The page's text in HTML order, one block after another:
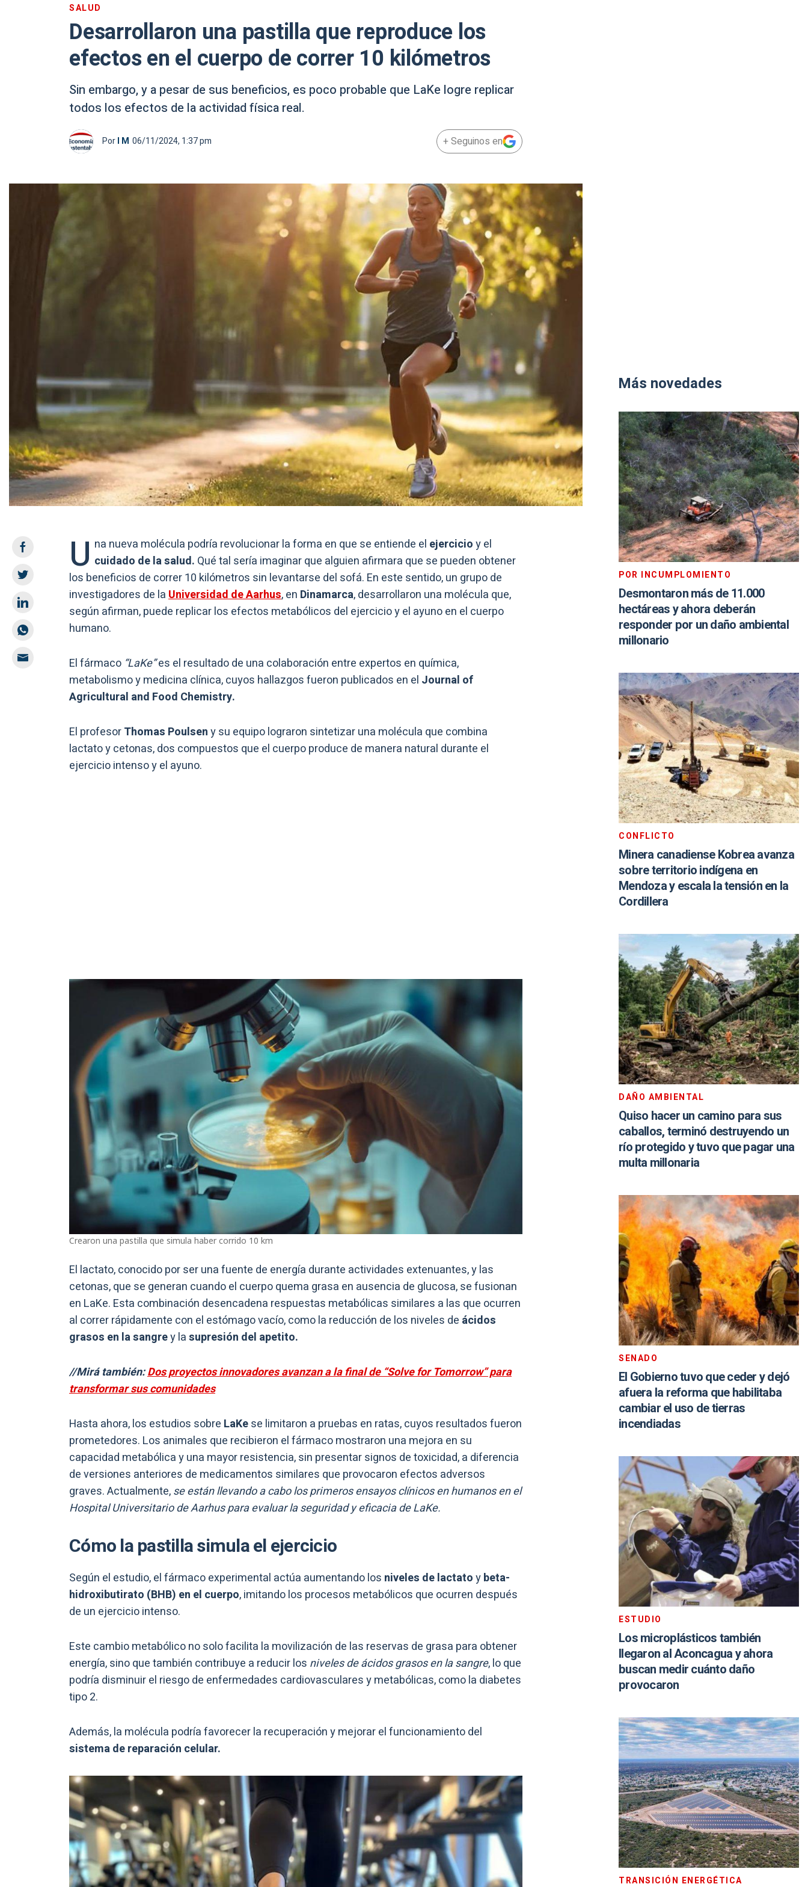
SALUD
Desarrollaron una pastilla que reproduce los
efectos en el cuerpo de correr 10 kilómetros
Sin embargo, y a pesar de sus beneficios, es poco probable que LaKe logre replicar
todos los efectos de la actividad física real.
PorI M 06/11/2024, 1:37 pm + Seguinos en
U na nueva molécula podría revolucionar la forma en que se entiende el ejercicioy el
cuidado de la salud. Qué tal sería imaginar que alguien afirmara que se pueden obtener
los beneficios de correr 10 kilómetros sin levantarse del sofá. En este sentido, un grupo de
investigadores de laUniversidad de Aarhus, en Dinamarca, desarrollaron una molécula que,
según afirman, puede replicar los efectos metabólicos del ejercicio y el ayuno en el cuerpo
humano.
El fármaco “LaKe”es el resultado de una colaboración entre expertos en química,
metabolismo y medicina clínica, cuyos hallazgos fueron publicados en el Journal of
Agricultural and Food Chemistry.
El profesorThomas Poulseny su equipo lograron sintetizar una molécula que combina
lactato y cetonas, dos compuestos que el cuerpo produce de manera natural durante el
ejercicio intenso y el ayuno.
Crearon una pastilla que simula haber corrido 10 km
El lactato, conocido por ser una fuente de energía durante actividades extenuantes, y las
cetonas, que se generan cuando el cuerpo quema grasa en ausencia de glucosa, se fusionan
en LaKe. Esta combinación desencadena respuestas metabólicas similares a las que ocurren
al correr rápidamente con el estómago vacío, como la reducción de los niveles de ácidos
grasos en la sangrey lasupresión del apetito.
//Mirá también:Dos proyectos innovadores avanzan a la final de “Solve for Tomorrow” para
transformar sus comunidades
Hasta ahora, los estudios sobre LaKese limitaron a pruebas en ratas, cuyos resultados fueron
prometedores. Los animales que recibieron el fármaco mostraron una mejora en su
capacidad metabólica y una mayor resistencia, sin presentar signos de toxicidad, a diferencia
de versiones anteriores de medicamentos similares que provocaron efectos adversos
graves. Actualmente,se están llevando a cabo los primeros ensayos clínicos en humanos en el
Hospital Universitario de Aarhus para evaluar la seguridad y eficacia de LaKe.
Cómo la pastilla simula el ejercicio
Según el estudio, el fármaco experimental actúa aumentando los niveles de lactatoybeta-
hidroxibutirato (BHB) en el cuerpo, imitando los procesos metabólicos que ocurren después
de un ejercicio intenso.
Este cambio metabólico no solo facilita la movilización de las reservas de grasa para obtener
energía, sino que también contribuye a reducir los niveles de ácidos grasos en la sangre, lo que
podría disminuir el riesgo de enfermedades cardiovasculares y metabólicas, como la diabetes
tipo 2.
Además, la molécula podría favorecer la recuperación y mejorar el funcionamiento del
sistema de reparación celular.
Más novedades
POR INCUMPLOMIENTO
Desmontaron más de 11.000
hectáreas y ahora deberán
responder por un daño ambiental
millonario
CONFLICTO
Minera canadiense Kobrea avanza
sobre territorio indígena en
Mendoza y escala la tensión en la
Cordillera
DAÑO AMBIENTAL
Quiso hacer un camino para sus
caballos, terminó destruyendo un
río protegido y tuvo que pagar una
multa millonaria
SENADO
El Gobierno tuvo que ceder y dejó
afuera la reforma que habilitaba
cambiar el uso de tierras
incendiadas
ESTUDIO
Los microplásticos también
llegaron al Aconcagua y ahora
buscan medir cuánto daño
provocaron
TRANSICIÓN ENERGÉTICA